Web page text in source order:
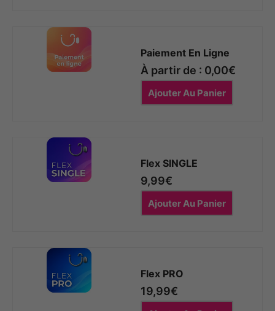
Paiement En Ligne
À partir de : 0,00€
Ajouter Au Panier
Flex SINGLE
9,99€
Ajouter Au Panier
Flex PRO
19,99€